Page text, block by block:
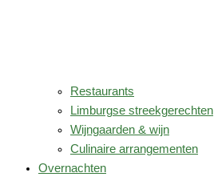
Restaurants
Limburgse streekgerechten
Wijngaarden & wijn
Culinaire arrangementen
Overnachten